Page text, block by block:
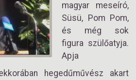
magyar meseíró,
Süsü, Pom Pom,
és még sok
figura szülőatyja.
Apja
hegedűművész akart